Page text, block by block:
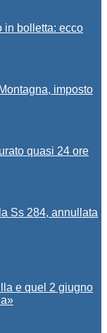
in bolletta: ecco
imposto
quasi 24 ore
Ss 284, annullata
e quel 2 giugno